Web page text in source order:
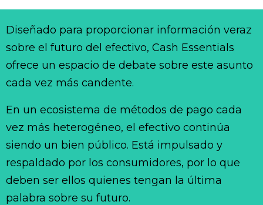
Diseñado para proporcionar información veraz
sobre el futuro del efectivo, Cash Essentials
ofrece un espacio de debate sobre este asunto
cada vez más candente.
En un ecosistema de métodos de pago cada
vez más heterogéneo, el efectivo continúa
siendo un bien público. Está impulsado y
respaldado por los consumidores, por lo que
deben ser ellos quienes tengan la última
palabra sobre su futuro.